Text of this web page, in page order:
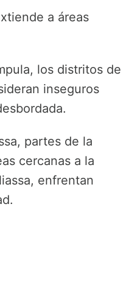
a áreas
los distritos de
inseguros
partes de la
cercanas a la
enfrentan